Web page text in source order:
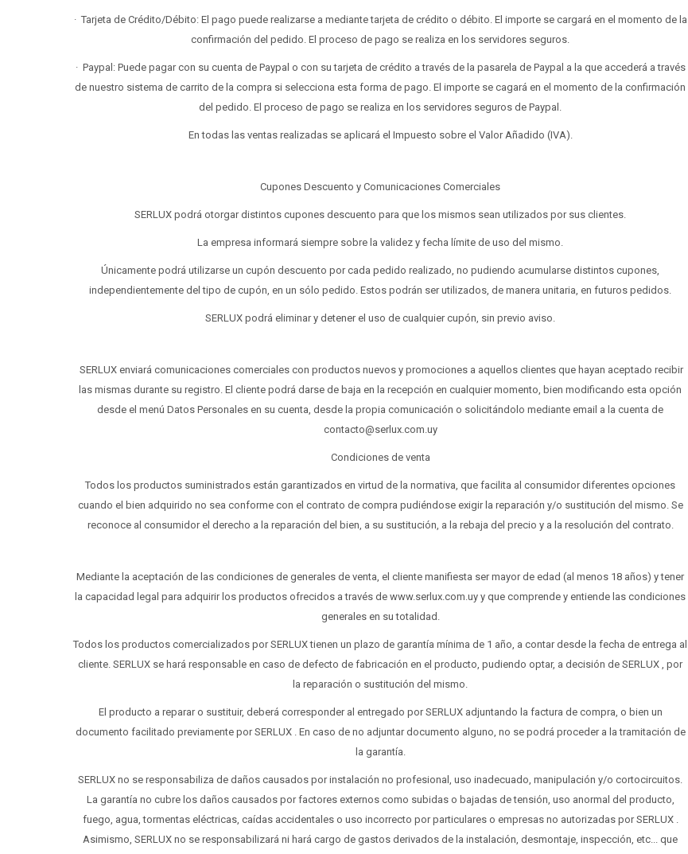
· Tarjeta de Crédito/Débito: El pago puede realizarse a mediante tarjeta de crédito o débito. El importe se cargará en el momento de la
confirmación del pedido. El proceso de pago se realiza en los servidores seguros.
· Paypal: Puede pagar con su cuenta de Paypal o con su tarjeta de crédito a través de la pasarela de Paypal a la que accederá a través
de nuestro sistema de carrito de la compra si selecciona esta forma de pago. El importe se cagará en el momento de la confirmación
del pedido. El proceso de pago se realiza en los servidores seguros de Paypal.
En todas las ventas realizadas se aplicará el Impuesto sobre el Valor Añadido (IVA).
Cupones Descuento y Comunicaciones Comerciales
SERLUX podrá otorgar distintos cupones descuento para que los mismos sean utilizados por sus clientes.
La empresa informará siempre sobre la validez y fecha límite de uso del mismo.
Únicamente podrá utilizarse un cupón descuento por cada pedido realizado, no pudiendo acumularse distintos cupones,
independientemente del tipo de cupón, en un sólo pedido. Estos podrán ser utilizados, de manera unitaria, en futuros pedidos.
SERLUX podrá eliminar y detener el uso de cualquier cupón, sin previo aviso.
SERLUX enviará comunicaciones comerciales con productos nuevos y promociones a aquellos clientes que hayan aceptado recibir
las mismas durante su registro. El cliente podrá darse de baja en la recepción en cualquier momento, bien modificando esta opción
desde el menú Datos Personales en su cuenta, desde la propia comunicación o solicitándolo mediante email a la cuenta de
contacto@serlux.com.uy
Condiciones de venta
Todos los productos suministrados están garantizados en virtud de la normativa, que facilita al consumidor diferentes opciones
cuando el bien adquirido no sea conforme con el contrato de compra pudiéndose exigir la reparación y/o sustitución del mismo. Se
reconoce al consumidor el derecho a la reparación del bien, a su sustitución, a la rebaja del precio y a la resolución del contrato.
Mediante la aceptación de las condiciones de generales de venta, el cliente manifiesta ser mayor de edad (al menos 18 años) y tener
la capacidad legal para adquirir los productos ofrecidos a través de www.serlux.com.uy y que comprende y entiende las condiciones
generales en su totalidad.
Todos los productos comercializados por SERLUX tienen un plazo de garantía mínima de 1 año, a contar desde la fecha de entrega al
cliente. SERLUX se hará responsable en caso de defecto de fabricación en el producto, pudiendo optar, a decisión de SERLUX , por
la reparación o sustitución del mismo.
El producto a reparar o sustituir, deberá corresponder al entregado por SERLUX adjuntando la factura de compra, o bien un
documento facilitado previamente por SERLUX . En caso de no adjuntar documento alguno, no se podrá proceder a la tramitación de
la garantía.
SERLUX no se responsabiliza de daños causados por instalación no profesional, uso inadecuado, manipulación y/o cortocircuitos.
La garantía no cubre los daños causados por factores externos como subidas o bajadas de tensión, uso anormal del producto,
fuego, agua, tormentas eléctricas, caídas accidentales o uso incorrecto por particulares o empresas no autorizadas por SERLUX .
Asimismo, SERLUX no se responsabilizará ni hará cargo de gastos derivados de la instalación, desmontaje, inspección, etc... que